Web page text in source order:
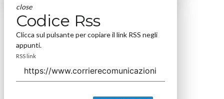
close
Codice Rss
Clicca sul pulsante per copiare il link RSS negli
appunti.
RSS link